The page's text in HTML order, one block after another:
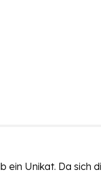
Unikat. Da sich